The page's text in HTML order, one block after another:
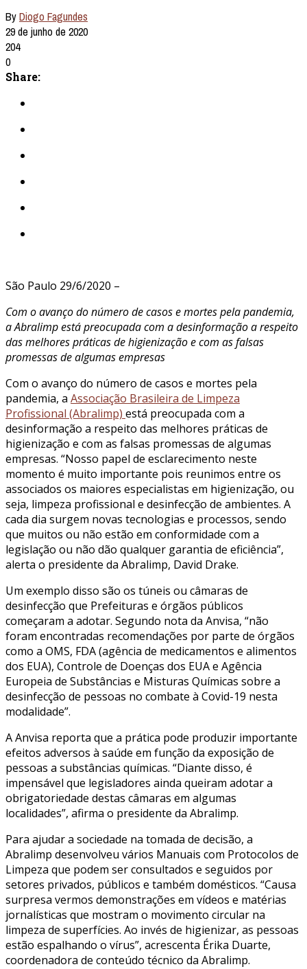
ByDiogo Fagundes
29 de junho de 2020
204
0
Share:
São Paulo 29/6/2020 –
Com o avanço do número de casos e mortes pela pandemia,
a Abralimp está preocupada com a desinformação a respeito
das melhores práticas de higienização e com as falsas
promessas de algumas empresas
Com o avanço do número de casos e mortes pela
pandemia, a Associação Brasileira de Limpeza
Profissional (Abralimp) está preocupada com a
desinformação a respeito das melhores práticas de
higienização e com as falsas promessas de algumas
empresas. “Nosso papel de esclarecimento neste
momento é muito importante pois reunimos entre os
associados os maiores especialistas em higienização, ou
seja, limpeza profissional e desinfecção de ambientes. A
cada dia surgem novas tecnologias e processos, sendo
que muitos ou não estão em conformidade com a
legislação ou não dão qualquer garantia de eficiência”,
alerta o presidente da Abralimp, David Drake.
Um exemplo disso são os túneis ou câmaras de
desinfecção que Prefeituras e órgãos públicos
começaram a adotar. Segundo nota da Anvisa, “não
foram encontradas recomendações por parte de órgãos
como a OMS, FDA (agência de medicamentos e alimentos
dos EUA), Controle de Doenças dos EUA e Agência
Europeia de Substâncias e Misturas Químicas sobre a
desinfecção de pessoas no combate à Covid-19 nesta
modalidade”.
A Anvisa reporta que a prática pode produzir importante
efeitos adversos à saúde em função da exposição de
pessoas a substâncias químicas. “Diante disso, é
impensável que legisladores ainda queiram adotar a
obrigatoriedade destas câmaras em algumas
localidades”, afirma o presidente da Abralimp.
Para ajudar a sociedade na tomada de decisão, a
Abralimp desenvolveu vários Manuais com Protocolos de
Limpeza que podem ser consultados e seguidos por
setores privados, públicos e também domésticos. “Causa
surpresa vermos demonstrações em vídeos e matérias
jornalísticas que mostram o movimento circular na
limpeza de superfícies. Ao invés de higienizar, as pessoas
estão espalhando o vírus”, acrescenta Érika Duarte,
coordenadora de conteúdo técnico da Abralimp.